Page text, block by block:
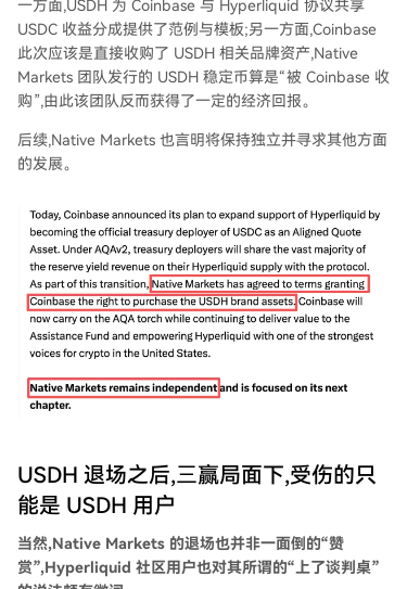
一方面,USDH 为 Coinbase 与 Hyperliquid 协议共享
USDC 收益分成提供了范例与模板;另一方面,Coinbase
此次应该是直接收购了 USDH 相关品牌资产,Native
Markets 团队发行的 USDH 稳定币算是“被 Coinbase 收
购”,由此该团队反而获得了一定的经济回报。
后续,Native Markets 也言明将保持独立并寻求其他方面
的发展。
USDH 退场之后,三赢局面下,受伤的只
能是 USDH 用户
当然,Native Markets 的退场也并非一面倒的“赞
赏”,Hyperliquid 社区用户也对其所谓的“上了谈判桌”